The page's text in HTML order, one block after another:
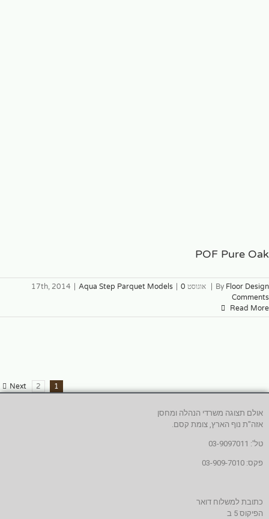
POF Pure Oak
By Floor Design אוגוסט 17th, 2014 Aqua Step Parquet Models
0
Comments
Read More
1
2
Next
אולם תצוגה משרדי הנהלה ומחסן
אזה"ת נוף הארץ, צומת קסם.
טל': 03-9097011
פקס: 03-909-7010
כתובת למשלוח דואר
הפיקוס 5 ב